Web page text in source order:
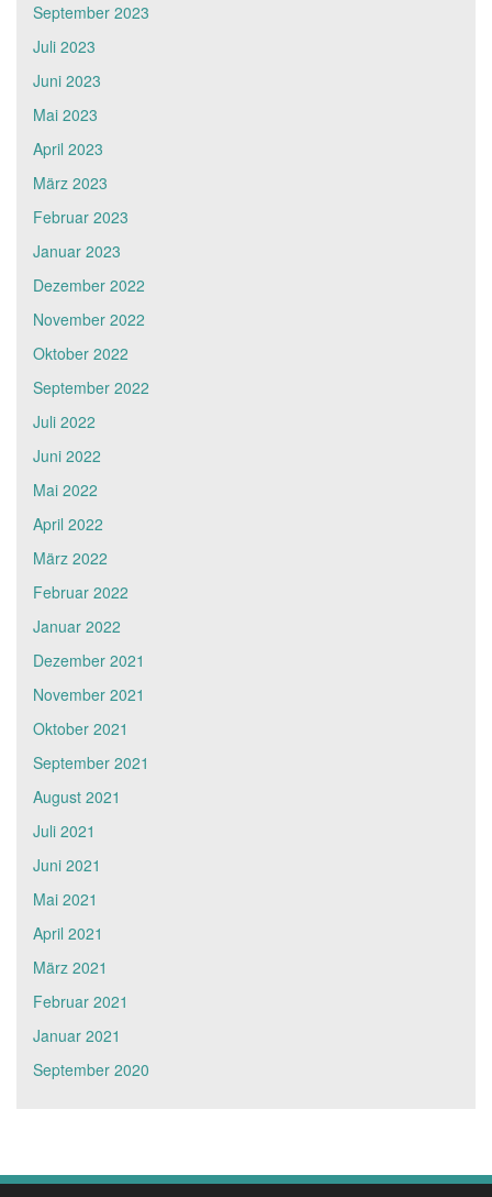
September 2023
Juli 2023
Juni 2023
Mai 2023
April 2023
März 2023
Februar 2023
Januar 2023
Dezember 2022
November 2022
Oktober 2022
September 2022
Juli 2022
Juni 2022
Mai 2022
April 2022
März 2022
Februar 2022
Januar 2022
Dezember 2021
November 2021
Oktober 2021
September 2021
August 2021
Juli 2021
Juni 2021
Mai 2021
April 2021
März 2021
Februar 2021
Januar 2021
September 2020